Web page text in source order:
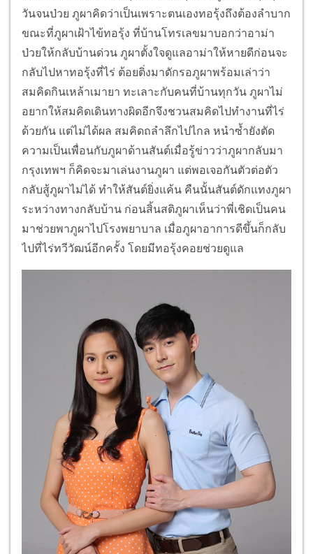
วันจนป่วย ภูผาคิดว่าเป็นเพราะตนเองทอรุ้งถึงต้องลำบาก
ขณะที่ภูผาเฝ้าไข้ทอรุ้ง ที่บ้านโทรเลขมาบอกว่าอาม่า
ป่วยให้กลับบ้านด่วน ภูผาตั้งใจดูแลอาม่าให้หายดีก่อนจะ
กลับไปหาทอรุ้งที่ไร่ ต้อยติ่งมาดักรอภูผาพร้อมเล่าว่า
สมคิดกินเหล้าเมายา ทะเลาะกับคนที่บ้านทุกวัน ภูผาไม่
อยากให้สมคิดเดินทางผิดอีกจึงชวนสมคิดไปทำงานที่ไร่
ด้วยกัน แต่ไม่ได้ผล สมคิดถลำลึกไปไกล หนำซ้ำยังตัด
ความเป็นเพื่อนกับภูผาด้านสันต์เมื่อรู้ข่าวว่าภูผากลับมา
กรุงเทพฯ ก็คิดจะมาเล่นงานภูผา แต่พอเจอกันตัวต่อตัว
กลับสู้ภูผาไม่ได้ ทำให้สันต์ยิ่งแค้น คืนนั้นสันต์ดักแทงภูผา
ระหว่างทางกลับบ้าน ก่อนสิ้นสติภูผาเห็นว่าพี่เชิดเป็นคน
มาช่วยพาภูผาไปโรงพยาบาล เมื่อภูผาอาการดีขึ้นก็กลับ
ไปที่ไร่ทวีวัฒน์อีกครั้ง โดยมีทอรุ้งคอยช่วยดูแล